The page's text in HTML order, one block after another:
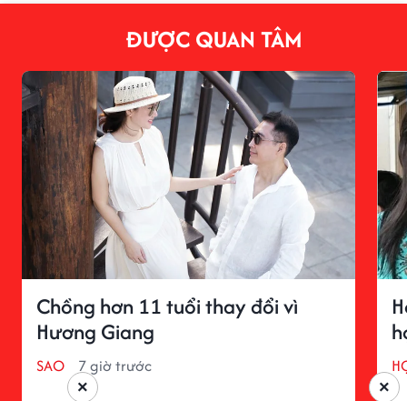
ĐƯỢC QUAN TÂM
Chồng hơn 11 tuổi thay đổi vì
Hương Giang
SAO 7 giờ trước
×
×